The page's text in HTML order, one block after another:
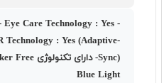
Eye Care Technology : Yes -
Technology : Yes (Adaptive-
Blue Light